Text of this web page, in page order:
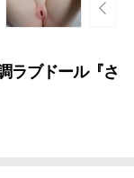
ラブドール『さ